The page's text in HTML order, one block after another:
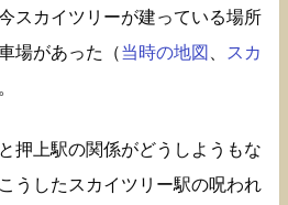
スカイツリーが建っている場所
場があった（当時の地図
スカ
押上駅の関係がどうしようもな
うしたスカイツリー駅の呪われ